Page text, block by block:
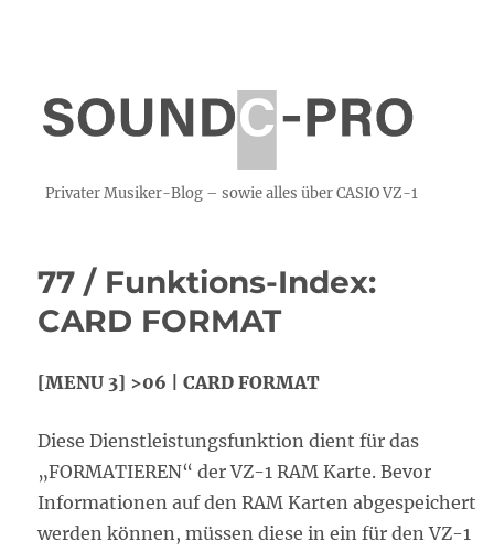
Privater Musiker-Blog – sowie alles über CASIO VZ-1
77 / Funktions-Index:
CARD FORMAT
[MENU 3] >06 | CARD FORMAT
Diese Dienstleistungsfunktion dient für das
„FORMATIEREN“ der VZ-1 RAM Karte. Bevor
Informationen auf den RAM Karten abgespeichert
werden können, müssen diese in ein für den VZ-1